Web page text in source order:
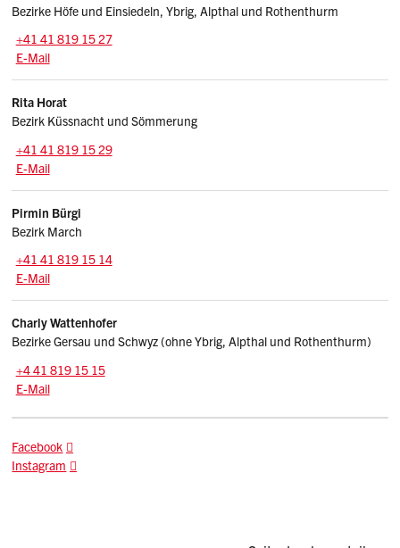
Bezirke Höfe und Einsiedeln, Ybrig, Alpthal und Rothenthurm
Zentrale:
+41 41 819 15 27
E-Mail: ivo.baur
E-Mail
Rita Horat
Bezirk Küssnacht und Sömmerung
Tel.:
+41 41 819 15 29
E-Mail: rita.horat
E-Mail
Pirmin Bürgi
Bezirk March
Tel.:
+41 41 819 15 14
E-Mail: pirmin.buergi
E-Mail
CharlyWattenhofer
Bezirke Gersau und Schwyz (ohne Ybrig, Alpthal und Rothenthurm)
Zentrale:
+4 41 819 15 15
E-Mail: charly.wattenhofer
E-Mail
Facebook
Instagram